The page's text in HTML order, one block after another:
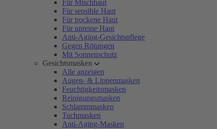
Für Mischhaut
Für sensible Haut
Für trockene Haut
Für unreine Haut
Anti-Aging-Gesichtspflege
Gegen Rötungen
Mit Sonnenschutz
Gesichtsmasken
Alle anzeigen
Augen- & Lippenmasken
Feuchtigkeitsmasken
Reinigungsmasken
Schlammmasken
Tuchmasken
Anti-Aging-Masken